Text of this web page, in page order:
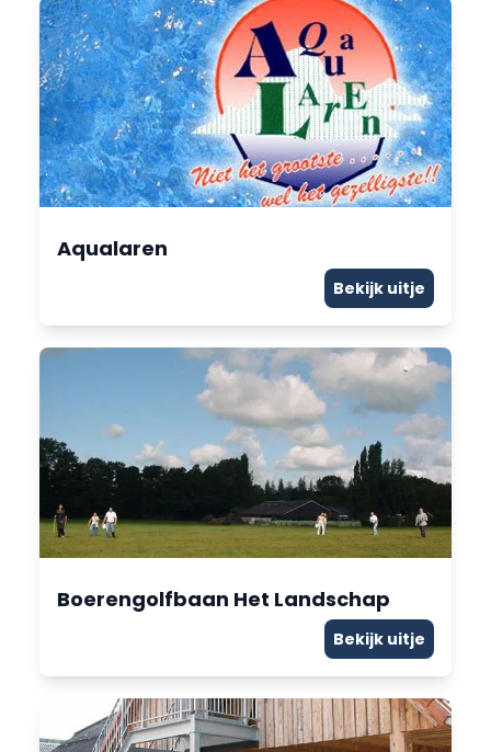
Aqualaren
Bekijk uitje
Boerengolfbaan Het Landschap
Bekijk uitje